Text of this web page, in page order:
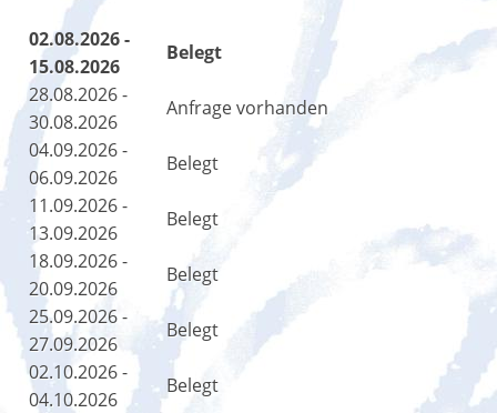
02.08.2026 -
15.08.2026
Belegt
28.08.2026 -
30.08.2026
Anfrage vorhanden
04.09.2026 -
06.09.2026
Belegt
11.09.2026 -
13.09.2026
Belegt
18.09.2026 -
20.09.2026
Belegt
25.09.2026 -
27.09.2026
Belegt
02.10.2026 -
04.10.2026
Belegt